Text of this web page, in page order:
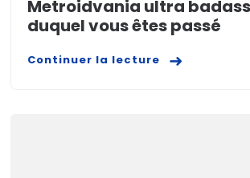
Metroidvania ultra
duquel vous êtes passé
Continuer la lecture